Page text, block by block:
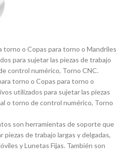
torno o Copas para torno o Mandriles
para sujetar las piezas de trabajo
control numérico, Torno CNC.
torno o Copas para torno o
utilizados para sujetar las piezas
o torno de control numérico, Torno
son herramientas de soporte que
piezas de trabajo largas y delgadas,
y Lunetas Fijas. También son